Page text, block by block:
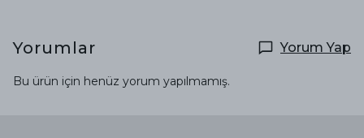
Yorumlar Yorum Yap
Bu ürün için henüz yorum yapılmamış.